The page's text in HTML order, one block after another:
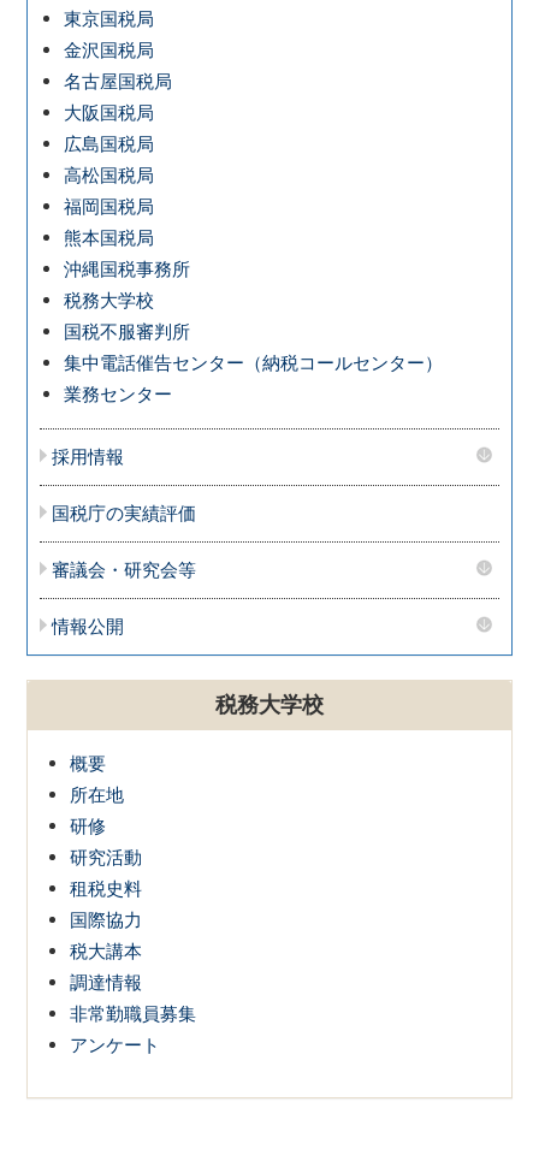
東京国税局
金沢国税局
名古屋国税局
大阪国税局
広島国税局
高松国税局
福岡国税局
熊本国税局
沖縄国税事務所
税務大学校
国税不服審判所
集中電話催告センター（納税コールセンター）
業務センター
採用情報
国税庁の実績評価
審議会・研究会等
情報公開
税務大学校
概要
所在地
研修
研究活動
租税史料
国際協力
税大講本
調達情報
非常勤職員募集
アンケート